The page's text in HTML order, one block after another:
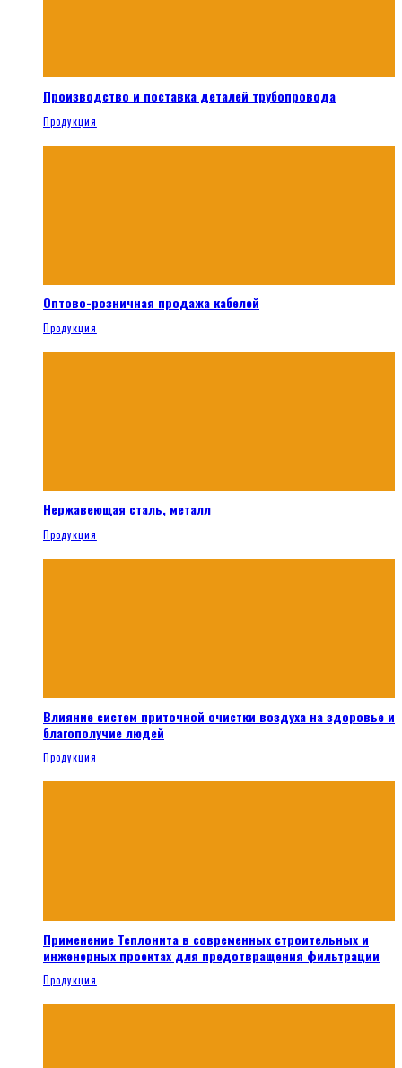
Производство и поставка деталей трубопровода
Продукция
Оптово-розничная продажа кабелей
Продукция
Нержавеющая сталь, металл
Продукция
Влияние систем приточной очистки воздуха на здоровье и
благополучие людей
Продукция
Применение Теплонита в современных строительных и
инженерных проектах для предотвращения фильтрации
Продукция